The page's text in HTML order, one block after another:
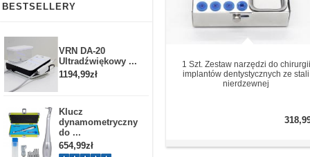
BESTSELLERY
VRN DA-20
Ultradźwiękowy ...
1194,99zł
Klucz
dynamometryczny
do ...
654,99zł
1 Szt. Zestaw narzędzi do chirurgii
implantów dentystycznych ze stali
nierdzewnej